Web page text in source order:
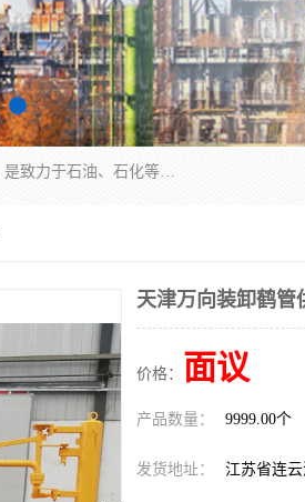
连云港众邦石化设备制造有限公司是一家鹤管厂家主营：鹤管、装车鹤管等，是致力于石油、石化等流体装卸设备(主要产品如鹤管、输油臂、脱缆钩等)的咨询、设计、制造、检测、安装指导、系统调试、维修维护等业务的公司。
天津万向装卸鹤管
价格： 面议
产品数量： 9999.00个
发货地址： 江苏省连